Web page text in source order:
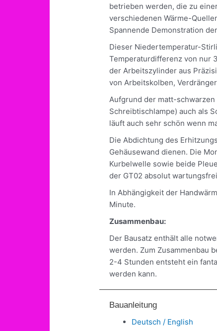
betrieben werden, die zu
verschiedenen Wärme-
Spannende Demonstration
Dieser Niedertemperatur-
Temperaturdifferenz von nur
der Arbeitszylinder aus
von Arbeitskolben,
Aufgrund der matt-
Schreibtischlampe) auch als
läuft auch sehr schön wenn
Die Abdichtung des
Gehäusewand dienen. Die
Kurbelwelle sowie beide
der GT02 absolut
In Abhängigkeit der
Minute.
Zusammenbau:
Der Bausatz enthält alle
werden. Zum Zusammenbau
2-4 Stunden entsteht ein
werden kann.
Bauanleitung
Deutsch / English